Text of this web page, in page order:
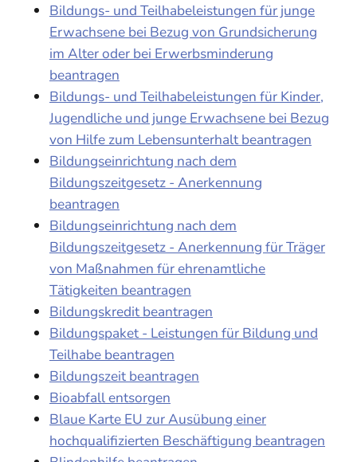
Bildungs- und Teilhabeleistungen für junge
Erwachsene bei Bezug von Grundsicherung
im Alter oder bei Erwerbsminderung
beantragen
Bildungs- und Teilhabeleistungen für Kinder,
Jugendliche und junge Erwachsene bei Bezug
von Hilfe zum Lebensunterhalt beantragen
Bildungseinrichtung nach dem
Bildungszeitgesetz - Anerkennung
beantragen
Bildungseinrichtung nach dem
Bildungszeitgesetz - Anerkennung für Träger
von Maßnahmen für ehrenamtliche
Tätigkeiten beantragen
Bildungskredit beantragen
Bildungspaket - Leistungen für Bildung und
Teilhabe beantragen
Bildungszeit beantragen
Bioabfall entsorgen
Blaue Karte EU zur Ausübung einer
hochqualifizierten Beschäftigung beantragen